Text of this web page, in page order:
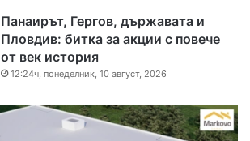
Панаирът, Гергов, държавата и
Пловдив: битка за акции с повече
от век история
12:24ч, понеделник, 10 август, 2026